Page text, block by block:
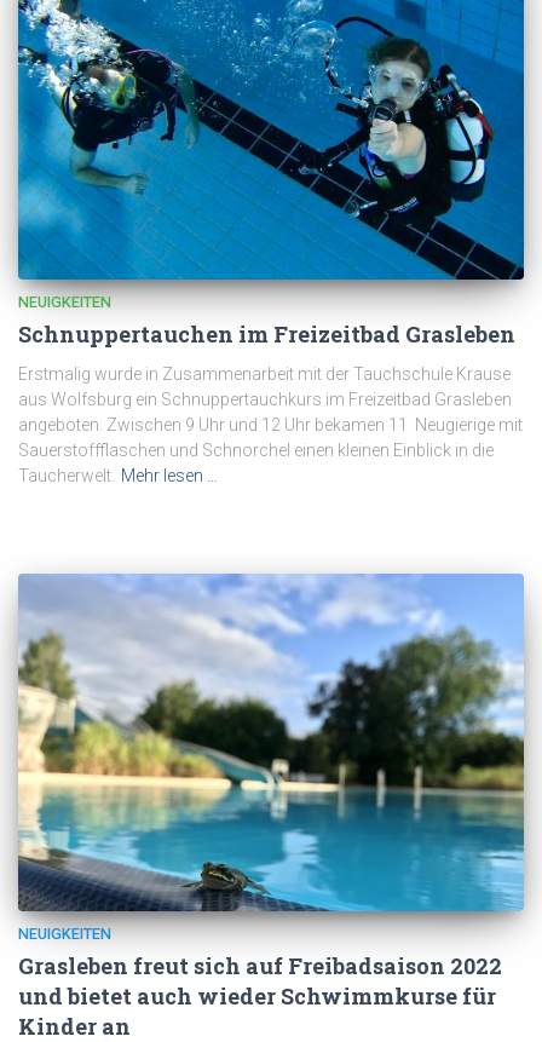
NEUIGKEITEN
Schnuppertauchen im Freizeitbad Grasleben
Erstmalig wurde in Zusammenarbeit mit der Tauchschule Krause
aus Wolfsburg ein Schnuppertauchkurs im Freizeitbad Grasleben
angeboten. Zwischen 9 Uhr und 12 Uhr bekamen 11 Neugierige mit
Sauerstoffflaschen und Schnorchel einen kleinen Einblick in die
Taucherwelt. Mehr lesen …
NEUIGKEITEN
Grasleben freut sich auf Freibadsaison 2022
und bietet auch wieder Schwimmkurse für
Kinder an